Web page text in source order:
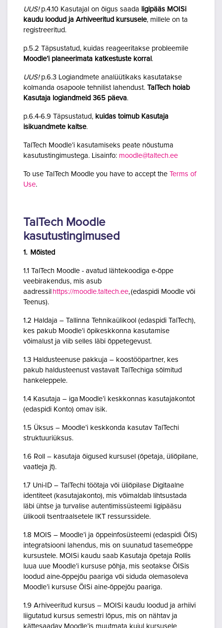
UUS!p.4.10 Kasutajal on õigus saada ligipääs MOISi
kaudu loodud ja Arhiveeritud kursusele, millele on ta
registreeritud.
p.5.2 Täpsustatud, kuidas reageeritakse probleemile
Moodle’i planeerimata katkestuste korral .
UUS!p.6.3 Logiandmete analüütikaks kasutatakse
kolmanda osapoole tehnilist lahendust. TalTech hoiab
Kasutaja logiandmeid 365 päeva.
p.6.4-6.9 Täpsustatud, kuidas toimub Kasutaja
isikuandmete kaitse.
TalTech Moodle’i kasutamiseks peate nõustuma
kasutustingimustega. Lisainfo: moodle@taltech.ee
To use TalTech Moodle you have to accept the Terms of
Use.
TalTech Moodle
kasutustingimused
1. Mõisted
1.1 TalTech Moodle - avatud lähtekoodiga e-õppe
veebirakendus, mis asub
aadressil https://moodle.taltech.ee, (edaspidi Moodle või
Teenus).
1.2 Haldaja – Tallinna Tehnikaülikool (edaspidi TalTech),
kes pakub Moodle’i õpikeskkonna kasutamise
võimalust ja viib selles läbi õppetegevust.
1.3 Haldusteenuse pakkuja – koostööpartner, kes
pakub haldusteenust vastavalt TalTechiga sõlmitud
hankeleppele.
1.4 Kasutaja – iga Moodle’i keskkonnas kasutajakontot
(edaspidi Konto) omav isik.
1.5 Üksus – Moodle’i keskkonda kasutav TalTechi
struktuuriüksus.
1.6 Roll – kasutaja õigused kursusel (õpetaja, üliõpilane,
vaatleja jt).
1.7 Uni-ID – TalTechi töötaja või üliõpilase Digitaalne
identiteet (kasutajakonto), mis võimaldab lihtsustada
läbi ühtse ja turvalise autentimissüsteemi ligipääsu
ülikooli tsentraalsetele IKT ressurssidele.
1.8 MOIS – Moodle’i ja õppeinfosüsteemi (edaspidi ÕIS)
integratsiooni lahendus, mis on suunatud tasemeõppe
kursustele. MOISi kaudu saab Kasutaja õpetaja Rollis
luua uue Moodle’i kursuse põhja, mis seotakse ÕISis
loodud aine-õppejõu paariga või siduda olemasoleva
Moodle’i kursuse ÕISi aine-õppejõu paariga.
1.9 Arhiveeritud kursus – MOISi kaudu loodud ja arhiivi
liigutatud kursus semestri lõpus, mis on nähtav ja
kättesaadav Moodle’is muutmata kujul kursusele